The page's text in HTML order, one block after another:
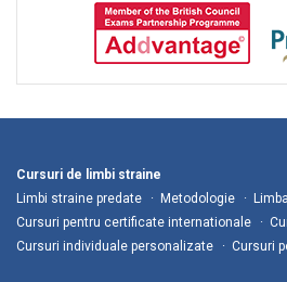
Cursuri de limbi straine
Limbi straine predate
Metodologie
Cursuri pentru certificate internationale
Cursuri individuale personalizate
Cursuri